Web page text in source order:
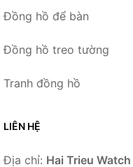
Đồng hồ để bàn
Đồng hồ treo tường
Tranh đồng hồ
LIÊN HỆ
Địa chỉ: Hai Trieu Watch